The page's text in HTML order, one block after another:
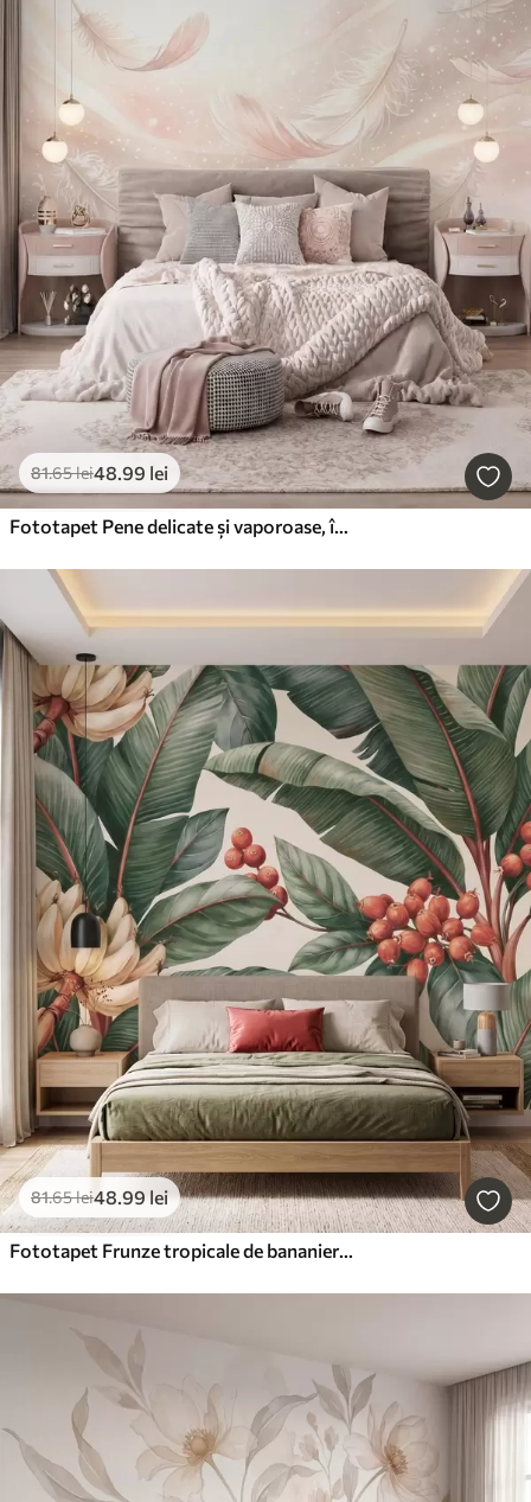
81.65lei48.99 lei
Fototapet Pene delicate și vaporoase, într-o nuanță de roz-piersică cu reflexii strălucitoare
81.65lei48.99 lei
Fototapet Frunze tropicale de bananier cu ciorchini de boabe roșii de cafea, în stil acuarelă